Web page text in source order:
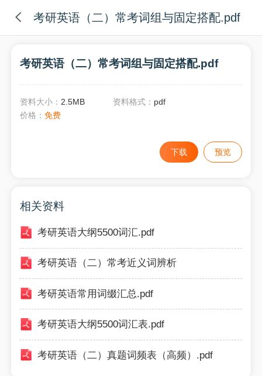
考研英语（二）常考词组与固定搭配.pdf
考研英语（二）常考词组与固定搭配.pdf
资料大小： 2.5MB 资料格式： pdf
价格：免费
下载 预览
相关资料
考研英语大纲5500词汇.pdf
考研英语（二）常考近义词辨析
考研英语常用词缀汇总.pdf
考研英语大纲5500词汇表.pdf
考研英语（二）真题词频表（高频）.pdf